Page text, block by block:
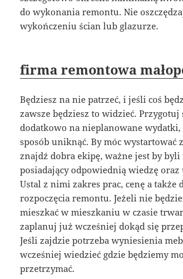
do wykonania remontu. Nie
wykończeniu ścian lub glazurze.
firma remontowa
Będziesz na nie patrzeć, i jeśli coś
zawsze będziesz to widzieć. Przygotuj
dodatkowo na nieplanowane
sposób uniknąć. By móc wystartować
znajdź dobra ekipę, ważne jest by
posiadający odpowiednią wiedzę
Ustal z nimi zakres prac, cenę a także
rozpoczęcia remontu. Jeżeli nie
mieszkać w mieszkaniu w czasie
zaplanuj już wcześniej dokąd się
Jeśli zajdzie potrzeba wyniesienia
wcześniej wiedzieć gdzie będziemy
przetrzymać.